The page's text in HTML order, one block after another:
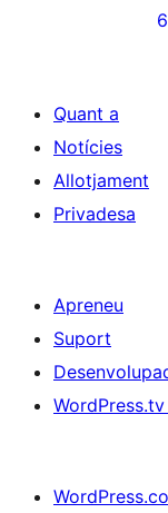
6
Quant a
Notícies
Allotjament
Privadesa
Apreneu
Suport
WordPress.tv